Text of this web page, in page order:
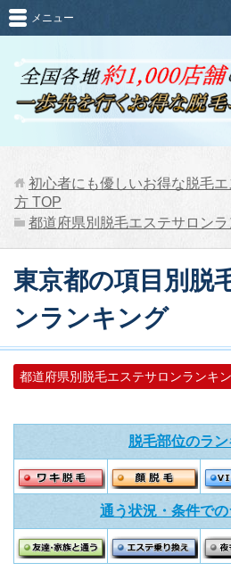
メニュー
初心者にも優しいお得な脱毛
方 TOP
都道府県別脱毛エステサロン
東京都の項目別脱
ンランキング
都道府県別脱毛エステサロンランキ
脱毛部位のラ
通う状況・条件で